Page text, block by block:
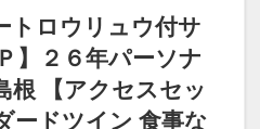
持ち帰りたい方には
守り作り『叶い石
すめです。神社目の
）』は人気フォトス
とができます。冬の
温もりながらの遊覧
の時をお過ごしくだ
：００～２４：０
：００
トロウリュウ付サ
】２６年パーソナ
根 【アクセスセッ
ードツイン 食事な